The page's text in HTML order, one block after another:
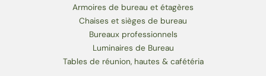
Armoires de bureau et étagères
Chaises et sièges de bureau
Bureaux professionnels
Luminaires de Bureau
Tables de réunion, hautes & cafétéria